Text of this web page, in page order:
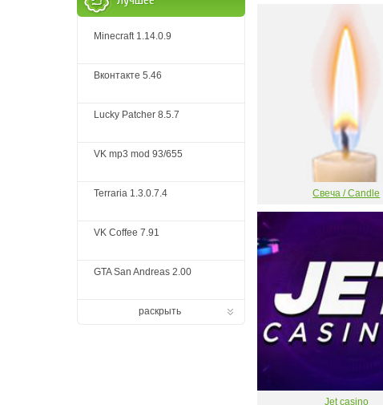
Свеча / Candle
Jet casino
Minecraft 1.14.0.9
Вконтакте 5.46
Lucky Patcher 8.5.7
VK mp3 mod 93/655
Terraria 1.3.0.7.4
VK Coffee 7.91
GTA San Andreas 2.00
раскрыть